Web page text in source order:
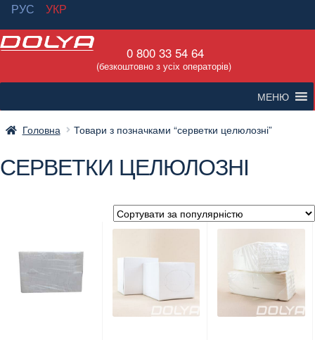
РУС
УКР
Перейти
навігації
Перейти
вмісту
0 800 33 54 64
(безкоштовно з усіх операторів)
МЕНЮ
Головна Товари з позначками “серветки целюлозні”
СЕРВЕТКИ ЦЕЛЮЛОЗНІ